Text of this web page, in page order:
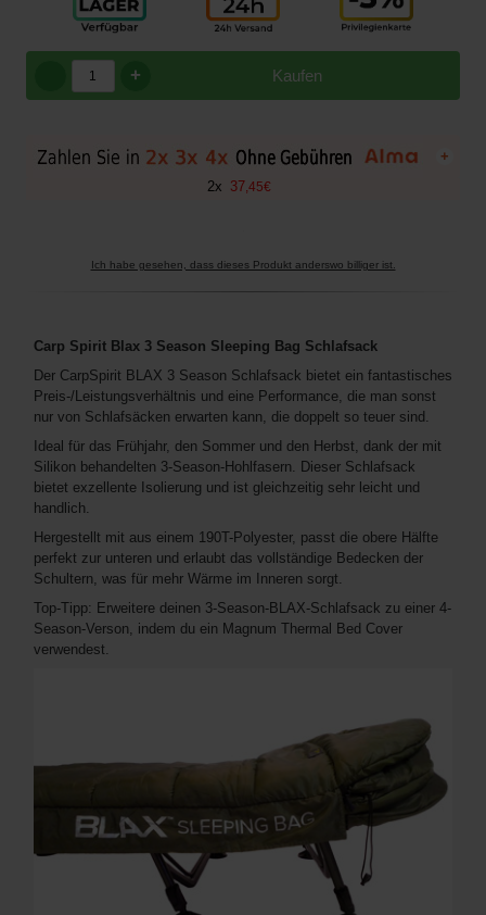
Kaufen
+
+
2x 37 45€
Ich habe gesehen, dass dieses Produkt anderswo billiger ist.
Carp Spirit Blax 3 Season Sleeping Bag Schlafsack
Der CarpSpirit BLAX 3 Season Schlafsack bietet ein fantastisches
Preis-/Leistungsverhältnis und eine Performance, die man sonst
nur von Schlafsäcken erwarten kann, die doppelt so teuer sind.
Ideal für das Frühjahr, den Sommer und den Herbst, dank der mit
Silikon behandelten 3-Season-Hohlfasern. Dieser Schlafsack
bietet exzellente Isolierung und ist gleichzeitig sehr leicht und
handlich.
Hergestellt mit aus einem 190T-Polyester, passt die obere Hälfte
perfekt zur unteren und erlaubt das vollständige Bedecken der
Schultern, was für mehr Wärme im Inneren sorgt.
Top-Tipp: Erweitere deinen 3-Season-BLAX-Schlafsack zu einer 4-
Season-Verson, indem du ein Magnum Thermal Bed Cover
verwendest.